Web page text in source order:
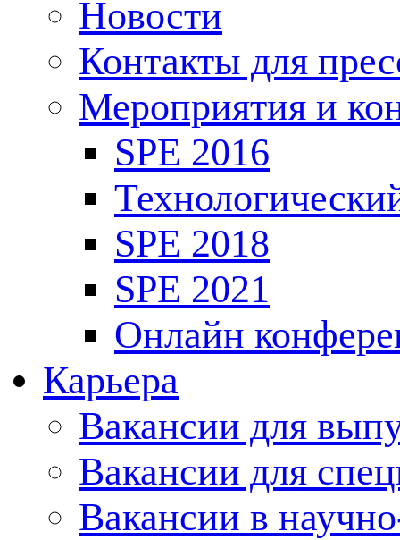
Новости
Контакты для
Мероприятия и
SPE 2016
SPE 2018
SPE 2021
Онлайн
Карьера
Вакансии для
Вакансии для
Вакансии в